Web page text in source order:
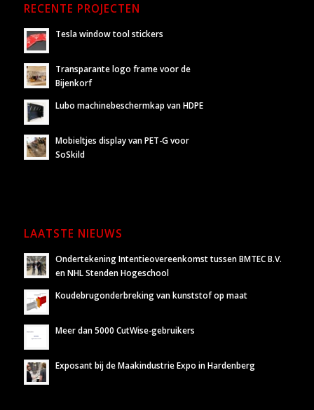
RECENTE PROJECTEN
Tesla window tool stickers
Transparante logo frame voor de
Bijenkorf
Lubo machinebeschermkap van HDPE
Mobieltjes display van PET-G voor
SoSkild
LAATSTE NIEUWS
Ondertekening Intentieovereenkomst tussen BMTEC B.V.
en NHL Stenden Hogeschool
Koudebrugonderbreking van kunststof op maat
Meer dan 5000 CutWise-gebruikers
Exposant bij de Maakindustrie Expo in Hardenberg